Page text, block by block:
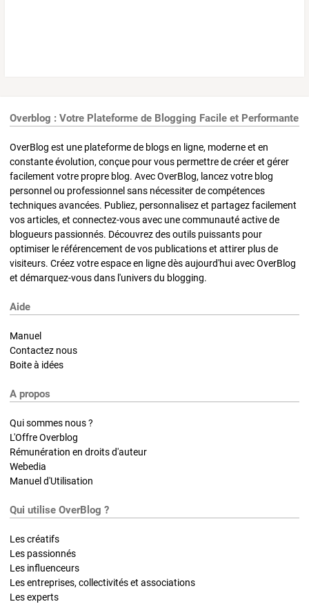
Overblog : Votre Plateforme de Blogging Facile et Performante
OverBlog est une plateforme de blogs en ligne, moderne et en
constante évolution, conçue pour vous permettre de créer et gérer
facilement votre propre blog. Avec OverBlog, lancez votre blog
personnel ou professionnel sans nécessiter de compétences
techniques avancées. Publiez, personnalisez et partagez facilement
vos articles, et connectez-vous avec une communauté active de
blogueurs passionnés. Découvrez des outils puissants pour
optimiser le référencement de vos publications et attirer plus de
visiteurs. Créez votre espace en ligne dès aujourd'hui avec OverBlog
et démarquez-vous dans l'univers du blogging.
Aide
Manuel
Contactez nous
Boite à idées
A propos
Qui sommes nous ?
L'Offre Overblog
Rémunération en droits d'auteur
Webedia
Manuel d'Utilisation
Qui utilise OverBlog ?
Les créatifs
Les passionnés
Les influenceurs
Les entreprises, collectivités et associations
Les experts